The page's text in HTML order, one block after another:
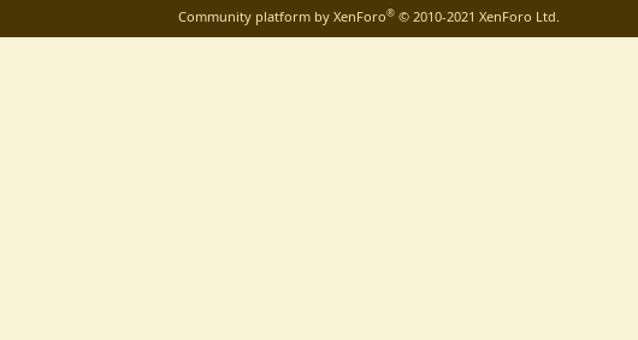
Community platform by XenForo® © 2010-2021 XenForo Ltd.